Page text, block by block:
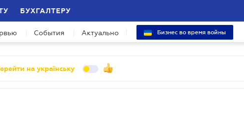
БУХГАЛТЕРУ
События Актуально Бизнес во время войны
на українську